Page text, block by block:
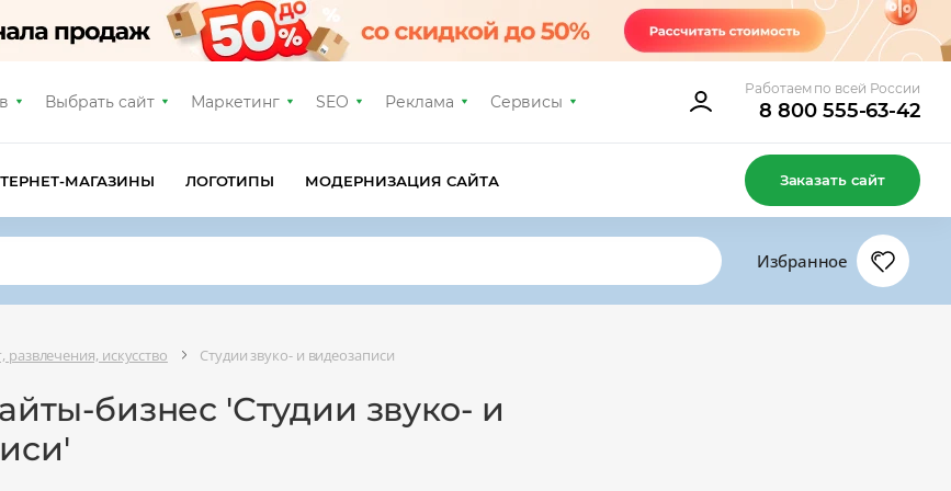
Выбрать сайт Маркетинг SEO Реклама Сервисы
Работаем по всей России
8 800 555-63-42
МАГАЗИНЫ ЛОГОТИПЫ МОДЕРНИЗАЦИЯ САЙТА Заказать сайт
Избранное
развлечения, искусство Студии звуко- и видеозаписи
бизнес 'Студии звуко- и